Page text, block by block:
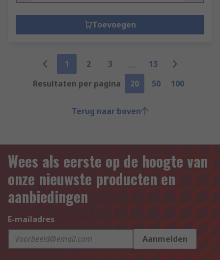
Toevoegen
1 2 3
13
Resultaten per pagina
20 50 100
Terug naar boven
Wees als eerste op de hoogte van
onze nieuwste producten en
aanbiedingen
E-mailadres
Aanmelden